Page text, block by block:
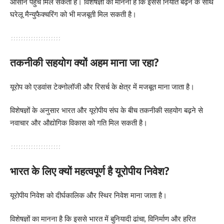
आसान पहुंच मिल सकती है। विशेषज्ञों का मानना है कि इससे निर्यात बढ़ने के साथ
घरेलू मैन्युफैक्चरिंग को भी मजबूती मिल सकती है।
तकनीकी सहयोग क्यों अहम माना जा रहा?
यूरोप को एडवांस टेक्नोलॉजी और रिसर्च के क्षेत्र में मजबूत माना जाता है।
विशेषज्ञों के अनुसार भारत और यूरोपीय संघ के बीच तकनीकी सहयोग बढ़ने से
नवाचार और औद्योगिक विकास को गति मिल सकती है।
भारत के लिए क्यों महत्वपूर्ण है यूरोपीय निवेश?
यूरोपीय निवेश को दीर्घकालिक और स्थिर निवेश माना जाता है।
विशेषज्ञों का मानना है कि इससे भारत में बुनियादी ढांचा, विनिर्माण और हरित